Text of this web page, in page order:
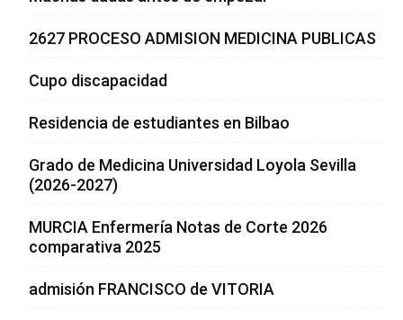
2627 PROCESO ADMISION MEDICINA PUBLICAS
Cupo discapacidad
Residencia de estudiantes en Bilbao
Grado de Medicina Universidad Loyola Sevilla
(2026-2027)
MURCIA Enfermería Notas de Corte 2026
comparativa 2025
admisión FRANCISCO de VITORIA